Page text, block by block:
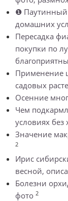
❶ Паутинный
домашних
Пересадка
покупки по
Применение
садовых
Осенние
Чем
условиях
Значение
2
Ирис
весной,
Болезни
фото 2